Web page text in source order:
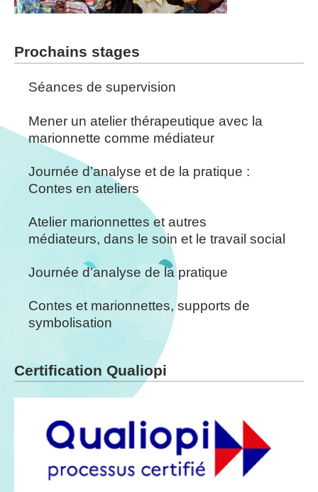
Prochains stages
Séances de supervision
Mener un atelier thérapeutique avec la
marionnette comme médiateur
Journée d’analyse et de la pratique :
Contes en ateliers
Atelier marionnettes et autres
médiateurs, dans le soin et le travail social
Journée d’analyse de la pratique
Contes et marionnettes, supports de
symbolisation
Certification Qualiopi